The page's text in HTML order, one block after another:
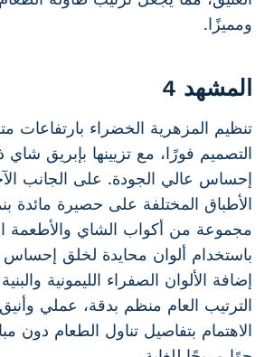
ومميزًا.
المشهد 4
تنظيم المزهرية الخضراء بارتفاعات
التصميم فورًا، مع تزيينها بإبريق شاي
إحساس عالي الجودة. على الجانب
الأطباق المختلفة على حصيرة مائدة
مجموعة من أكواب الشاي والأطعمة
باستخدام ألوان محايدة لخلق إحساس
إضافة الألوان الصفراء الليمونية
الترتيب العام منظم بدقة، عملي
الاهتمام بتفاصيل تناول الطعام دون